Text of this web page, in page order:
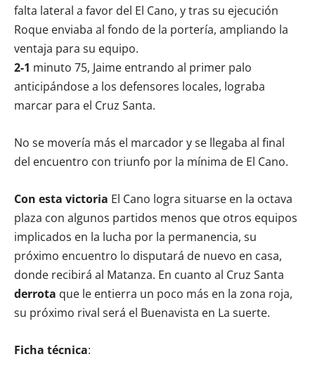
falta lateral a favor del El Cano, y tras su ejecución
Roque enviaba al fondo de la portería, ampliando la
ventaja para su equipo.
2-1 minuto 75, Jaime entrando al primer palo
anticipándose a los defensores locales, lograba
marcar para el Cruz Santa.
No se movería más el marcador y se llegaba al final
del encuentro con triunfo por la mínima de El Cano.
Con esta victoria El Cano logra situarse en la octava
plaza con algunos partidos menos que otros equipos
implicados en la lucha por la permanencia, su
próximo encuentro lo disputará de nuevo en casa,
donde recibirá al Matanza. En cuanto al Cruz Santa
derrota que le entierra un poco más en la zona roja,
su próximo rival será el Buenavista en La suerte.
Ficha técnica: